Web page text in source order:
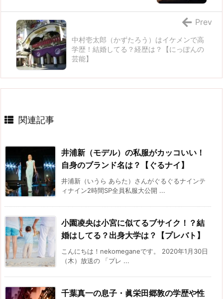
中村壱太郎（かずたろう）はイケメンで高
学歴！結婚してる？経歴は？【にっぽんの
芸能】
Prev
関連記事
井浦新（モデル）の私服がカッコいい！
自身のブランド名は？【ぐるナイ】
井浦新（いうら あらた）さんがぐるぐるナインテ
ィナイン2時間SP全員私服大公開 ...
小園凌央は小宮に似てるブサイク！？結
婚はしてる？出身大学は？【プレバト】
こんにちは！nekomeganeです。 2020年1月30日
（木）放送の 「プレ ...
千葉真一の息子・眞栄田郷敦の学歴や性